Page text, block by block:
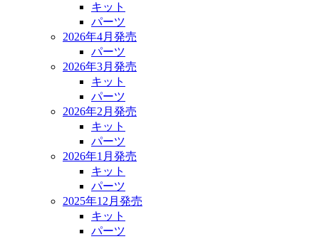
キット
パーツ
2026年4月発売
パーツ
2026年3月発売
キット
パーツ
2026年2月発売
キット
パーツ
2026年1月発売
キット
パーツ
2025年12月発売
キット
パーツ